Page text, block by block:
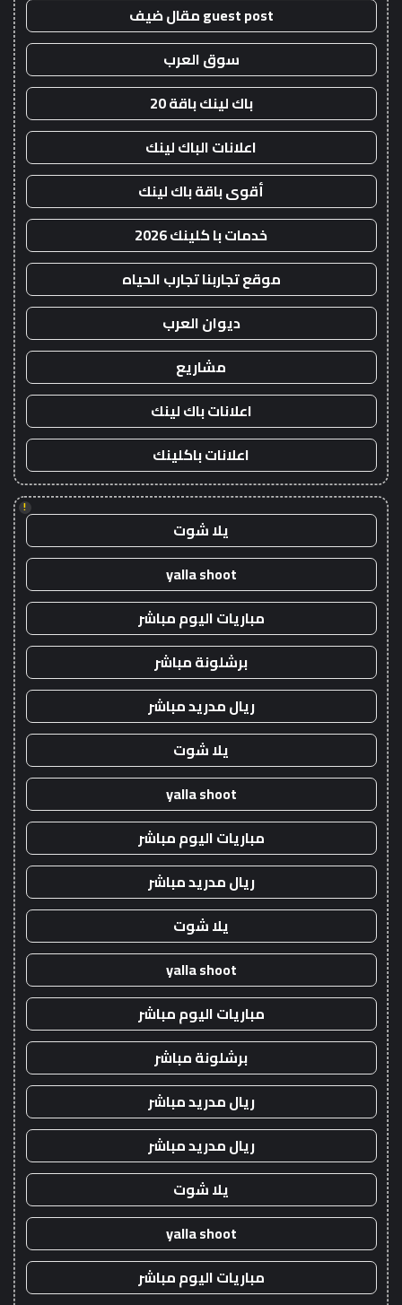
guest post مقال ضيف
سوق العرب
باك لينك باقة 20
اعلانات الباك لينك
أقوى باقة باك لينك
خدمات با كلينك 2026
موقع تجاربنا تجارب الحياه
ديوان العرب
مشاريع
اعلانات باك لينك
اعلانات باكلينك
!
يلا شوت
yalla shoot
مباريات اليوم مباشر
برشلونة مباشر
ريال مدريد مباشر
يلا شوت
yalla shoot
مباريات اليوم مباشر
ريال مدريد مباشر
يلا شوت
yalla shoot
مباريات اليوم مباشر
برشلونة مباشر
ريال مدريد مباشر
ريال مدريد مباشر
يلا شوت
yalla shoot
مباريات اليوم مباشر